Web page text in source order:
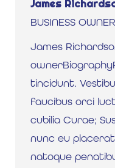
James
BUSINESS OWNER
James
tincidunt.
faucibus orci
cubilia Curae;
nunc eu
natoque